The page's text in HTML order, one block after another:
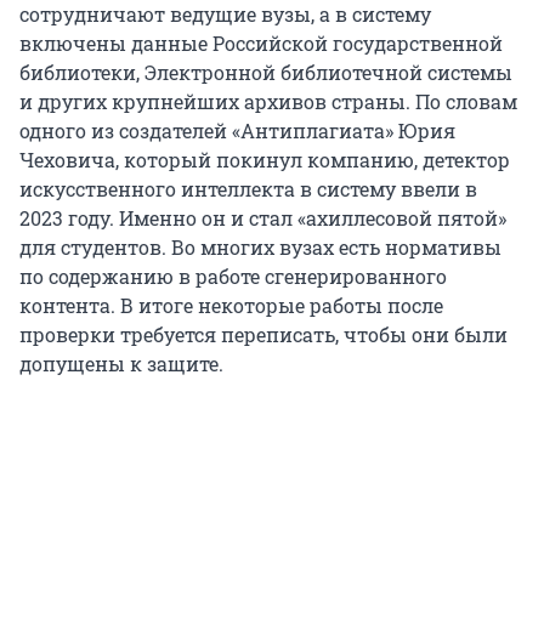
сотрудничают ведущие вузы, а в систему
включены данные Российской государственной
библиотеки, Электронной библиотечной системы
и других крупнейших архивов страны. По словам
одного из создателей «Антиплагиата» Юрия
Чеховича, который покинул компанию, детектор
искусственного интеллекта в систему ввели в
2023 году. Именно он и стал «ахиллесовой пятой»
для студентов. Во многих вузах есть нормативы
по содержанию в работе сгенерированного
контента. В итоге некоторые работы после
проверки требуется переписать, чтобы они были
допущены к защите.